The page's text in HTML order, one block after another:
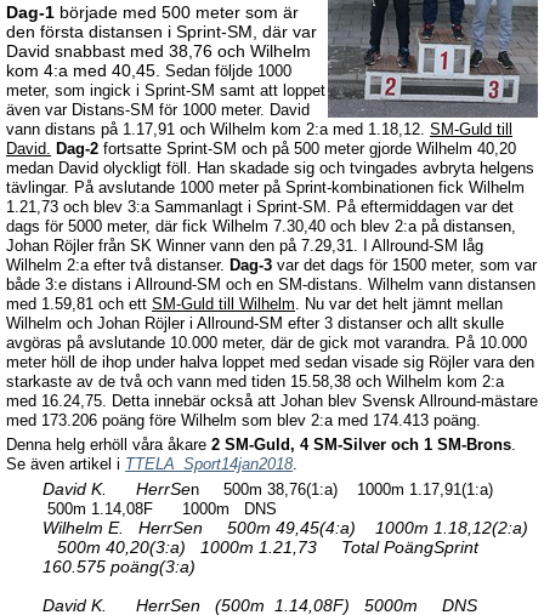
Dag-1 började med 500 meter som är
den första distansen i Sprint-SM, där var
David snabbast med 38,76 och Wilhelm
kom 4:a med 40,45. Sedan följde 1000
meter, som ingick i Sprint-SM samt att loppet
även var Distans-SM för 1000 meter. David
vann distans på 1.17,91 och Wilhelm kom 2:a med 1.18,12. SM-Guld till
David.
Dag-2 fortsatte Sprint-SM och på 500 meter gjorde Wilhelm 40,20
medan David olyckligt föll. Han skadade sig och tvingades avbryta helgens
tävlingar. På avslutande 1000 meter på Sprint-kombinationen fick Wilhelm
1.21,73 och blev 3:a Sammanlagt i Sprint-SM. På eftermiddagen var det
dags för 5000 meter, där fick Wilhelm 7.30,40 och blev 2:a på distansen,
Johan Röjler från SK Winner vann den på 7.29,31. I Allround-SM låg
Wilhelm 2:a efter två distanser. Dag-3 var det dags för 1500 meter, som var
både 3:e distans i Allround-SM och en SM-distans. Wilhelm vann distansen
med 1.59,81 och ett SM-Guld till Wilhelm . Nu var det helt jämnt mellan
Wilhelm och Johan Röjler i Allround-SM efter 3 distanser och allt skulle
avgöras på avslutande 10.000 meter, där de gick mot varandra. På 10.000
meter höll de ihop under halva loppet med sedan visade sig Röjler vara den
starkaste av de två och vann med tiden 15.58,38 och Wilhelm kom 2:a
med 16.24,75. Detta innebär också att Johan blev Svensk Allround-mästare
med 173.206 poäng före Wilhelm som blev 2:a med 174.413 poäng.
Denna helg erhöll våra åkare 2 SM-Guld, 4 SM-Silver och 1 SM-Brons.
Se även artikel i TTELA_Sport14jan2018.
David K. HerrSen 500m 38,76(1:a) 1000m 1.17,91(1:a)
500m 1.14,08F 1000m DNS
Wilhelm E. HerrSen 500m 49,45(4:a) 1000m 1.18,12(2:a)
500m 40,20(3:a) 1000m 1.21,73 Total PoängSprint
160.575 poäng(3:a)
David K. HerrSen (500m 1.14,08F) 5000m DNS